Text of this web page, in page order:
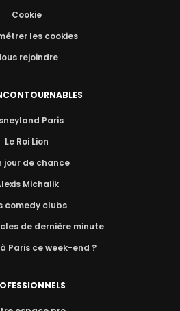
Cookie
les cookies
rejoindre
Paris
Le Roi Lion
jour de chance
Michalik
comedy clubs
de dernière minute
Paris ce week-end ?